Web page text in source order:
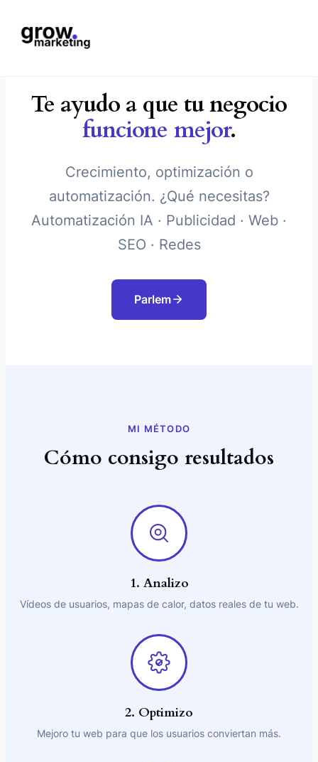
Te ayudo a que tu negocio
funcione mejor.
Crecimiento, optimización o
automatización. ¿Qué necesitas?
Automatización IA · Publicidad · Web ·
SEO · Redes
Parlem
MI MÉTODO
Cómo consigo resultados
1. Analizo
Vídeos de usuarios, mapas de calor, datos reales de tu web.
2. Optimizo
Mejoro tu web para que los usuarios conviertan más.